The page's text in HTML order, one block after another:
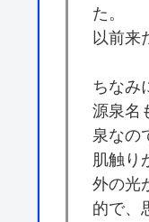
た。
以前来
ちなみ
源泉名
泉なの
肌触り
外の光
的で、